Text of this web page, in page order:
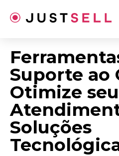
para
Suporte ao
Otimize seu
Soluções